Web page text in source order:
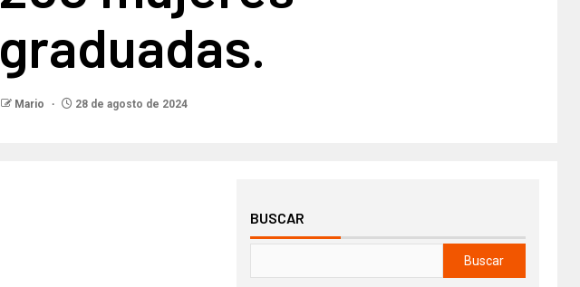
graduadas.
Mario 28 de agosto de 2024
BUSCAR
Buscar